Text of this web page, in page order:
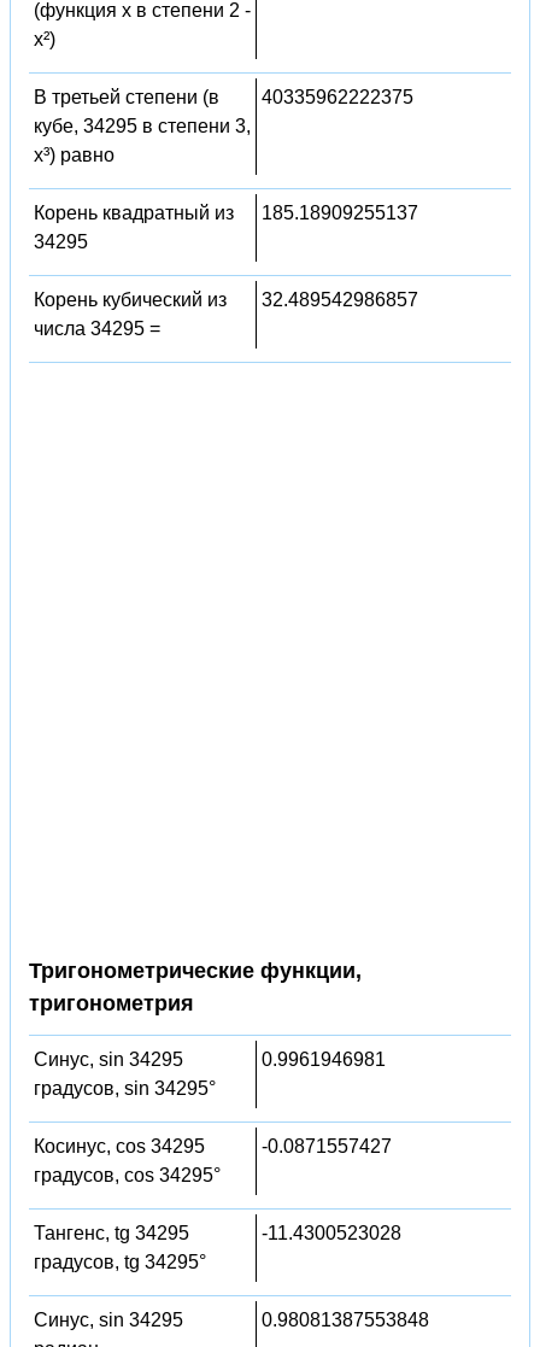
(функция x в степени 2 -
x²)
В третьей степени (в
кубе, 34295 в степени 3,
x³) равно
40335962222375
Корень квадратный из
34295
185.18909255137
Корень кубический из
числа 34295 =
32.489542986857
Тригонометрические функции,
тригонометрия
Синус, sin 34295
градусов, sin 34295°
0.9961946981
Косинус, cos 34295
градусов, cos 34295°
-0.0871557427
Тангенс, tg 34295
градусов, tg 34295°
-11.4300523028
Синус, sin 34295
0.98081387553848